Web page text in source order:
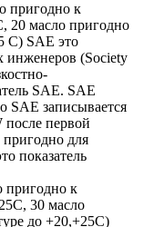
пригодно к
20 масло пригодно
С) SAE это
инженеров (Society
SAE. SAE
SAE записывается
после первой
для
показатель
пригодно к
30 масло
до +20,+25С)